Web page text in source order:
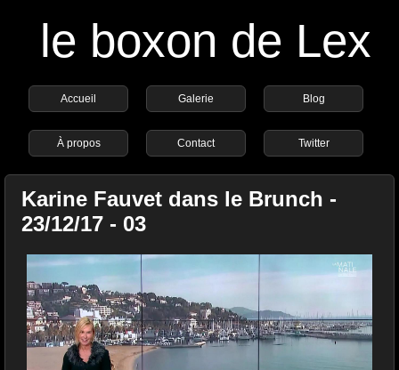
le boxon de Lex
Accueil Galerie Blog
À propos Contact Twitter
Karine Fauvet dans le Brunch -
23/12/17 - 03